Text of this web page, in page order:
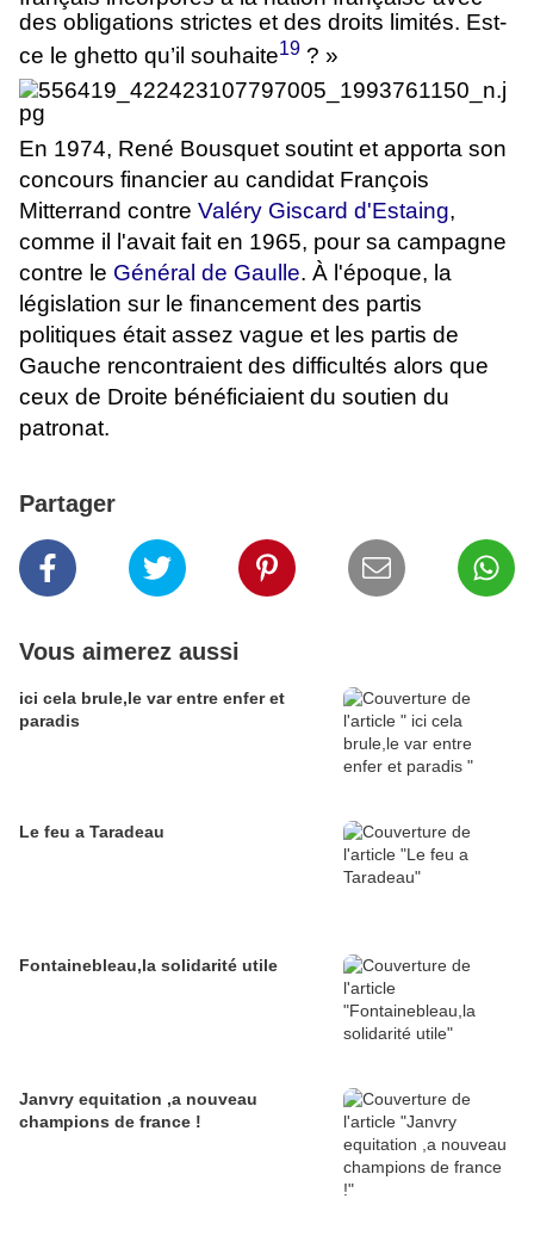
des obligations strictes et des droits limités. Est-
ce le ghetto qu’il souhaite19 ? »
En 1974, René Bousquet soutint et apporta son
concours financier au candidat François
Mitterrand contre Valéry Giscard d'Estaing,
comme il l'avait fait en 1965, pour sa campagne
contre le Général de Gaulle. À l'époque, la
législation sur le financement des partis
politiques était assez vague et les partis de
Gauche rencontraient des difficultés alors que
ceux de Droite bénéficiaient du soutien du
patronat.
Partager
Vous aimerez aussi
ici cela brule,le var entre enfer et
paradis
Le feu a Taradeau
Fontainebleau,la solidarité utile
Janvry equitation ,a nouveau
champions de france !